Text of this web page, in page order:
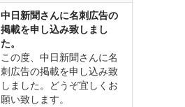
中日新聞さんに名刺広告の
掲載を申し込み致しまし
た。
この度、中日新聞さんに名
刺広告の掲載を申し込み致
しました。どうぞ宜しくお
願い致します。